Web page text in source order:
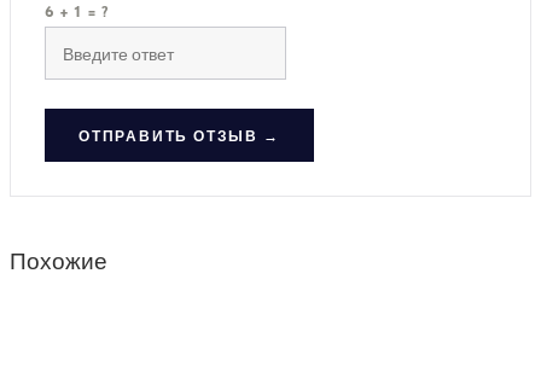
6 + 1 = ?
ОТПРАВИТЬ ОТЗЫВ →
Похожие